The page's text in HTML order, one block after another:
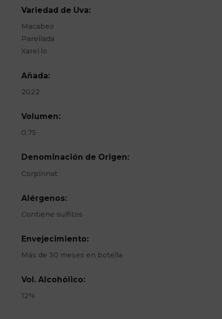
Variedad de Uva:
Macabeo
Parellada
Xarel·lo
Añada:
2022
Volumen:
0,75
Denominación de Origen:
Corpinnat
Alérgenos:
Contiene sulfitos
Envejecimiento:
Más de 30 meses en botella
Vol. Alcohólico:
12%